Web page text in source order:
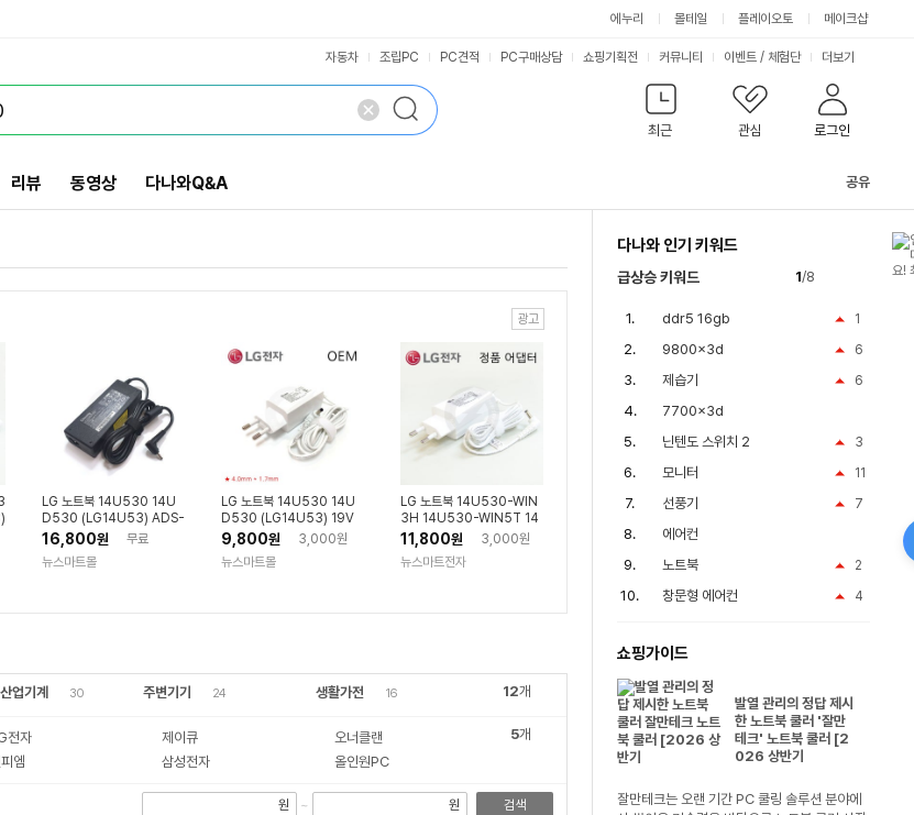
에누리 몰테일 플레이오토 메이크샵
최근 관심 로그인
자동차 조립PC PC견적 PC구매상담 쇼핑기획전 커뮤니티 이벤트 / 체험단 더보기
리뷰 동영상 다나와Q&A 공유
LG 노트북 14U530 14U
D530 (LG14U53) ADS-
65BI-19-3 호환 아답터 충
전기 전원 케이블
16,800원
무료
뉴스마트몰
LG 노트북 14U530 14U
D530 (LG14U53) 19V
2.1A 호환 아답터 충전기 케
이블
9,800원
3,000원
뉴스마트몰
LG 노트북 14U530-WIN
3H 14U530-WIN5T 14
U530-WIN5TD 울트라북
정품 일체형 어댑터 아답터
아답타 충전기 19V 2.1A
11,800원
3,000원
뉴스마트전자
업기계 30 주변기기 24 생활가전 16 12개
전자 제이큐
오너클랜
엠 삼성전자 올인원PC
5개
원 ~ 원 검색
다나와 인기 키워드
급상승 키워드 1/8
1
ddr5 16gb
6
9800x3d
6
제습기
7700x3d
3
닌텐도 스위치 2
11
모니터
7
선풍기
에어컨
2
노트북
4
창문형 에어컨
쇼핑가이드
발열 관리의 정답 제시
한 노트북 쿨러 '잘만
테크' 노트북 쿨러 [2
026 상반기
잘만테크는 오랜 기간 PC 쿨링 솔루션 분야에